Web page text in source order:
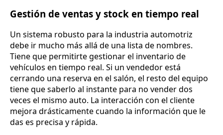
Gestión de ventas y stock en tiempo real
Un sistema robusto para la industria automotriz
debe ir mucho más allá de una lista de nombres.
Tiene que permitirte gestionar el inventario de
vehículos en tiempo real. Si un vendedor está
cerrando una reserva en el salón, el resto del equipo
tiene que saberlo al instante para no vender dos
veces el mismo auto. La interacción con el cliente
mejora drásticamente cuando la información que le
das es precisa y rápida.